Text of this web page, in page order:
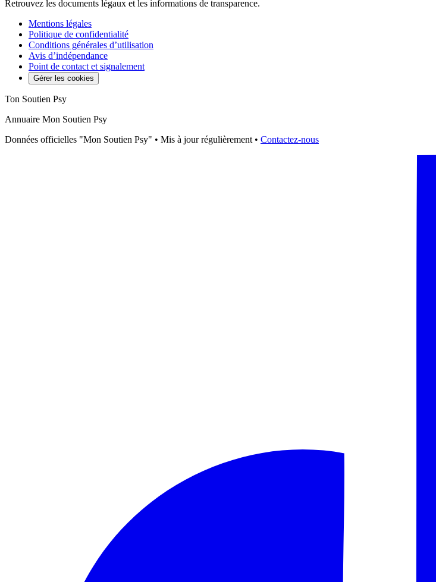
Retrouvez les documents légaux et les informations de transparence.
Mentions légales
Politique de confidentialité
Conditions générales d’utilisation
Avis d’indépendance
Point de contact et signalement
Gérer les cookies
Ton Soutien Psy
Annuaire Mon Soutien Psy
Données officielles "Mon Soutien Psy" • Mis à jour régulièrement • Contactez-nous